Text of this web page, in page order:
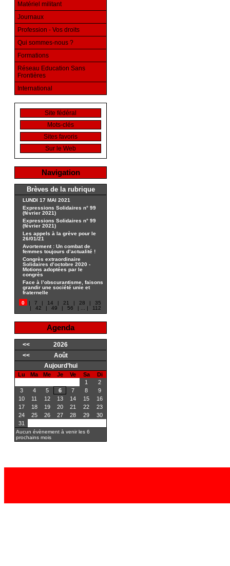
Matériel militant
Journaux
Profession - Vos droits
Qui sommes-nous ?
Formations
Réseau Education Sans
Frontières
International
Site fédéral
Mots-clés
Sites favoris
Sur le Web
Navigation
Brèves de la rubrique
LUNDI 17 MAI 2021
Expressions Solidaires n° 99
(février 2021)
Expressions Solidaires n° 99
(février 2021)
Les appels à la grève pour le
26/01/21
Avortement : Un combat de
femmes toujours d’actualité !
Congrès extraordinaire
Solidaires d’octobre 2020 -
Motions adoptées par le
congrès
Face à l’obscurantisme, faisons
grandir une société unie et
fraternelle
0
| 7 | 14 | 21 | 28 |
35
|
42 | 49 | 56 | | 112
Agenda
<<
2026
<<
Août
Aujourd’hui
Lu Ma Me Je Ve Sa
Di
1
2
3
4 5 6 7 8
9
10
11 12 13 14 15
16
17
18 19 20 21 22
23
24
25 26 27 28 29
30
31
Aucun évènement à venir les 6
prochains mois